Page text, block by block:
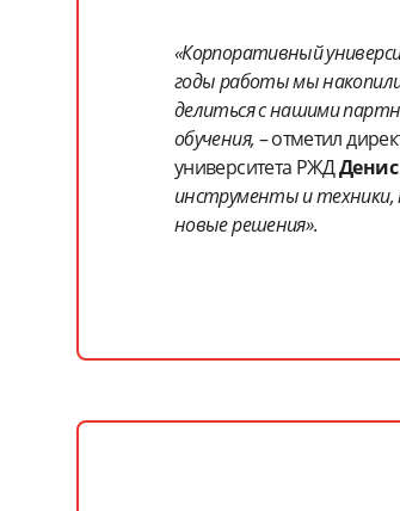
«Корпоративный
годы работы мы
делиться с нашими
обучения,– отметил
университета РЖД
инструменты и техники,
новые решения».